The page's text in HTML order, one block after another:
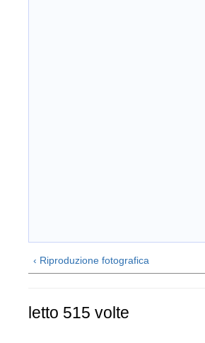
‹ Riproduzione fotografica
letto 515 volte